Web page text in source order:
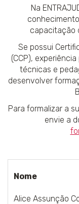
Na
capacitação
Se possui
(CCP),
técnicas e
desenvolver
Para formalizar a
envie a
Nome
Alice Assunção